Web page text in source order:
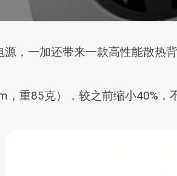
，一加还带来一款高性能散热
重85克），较之前缩小40%，